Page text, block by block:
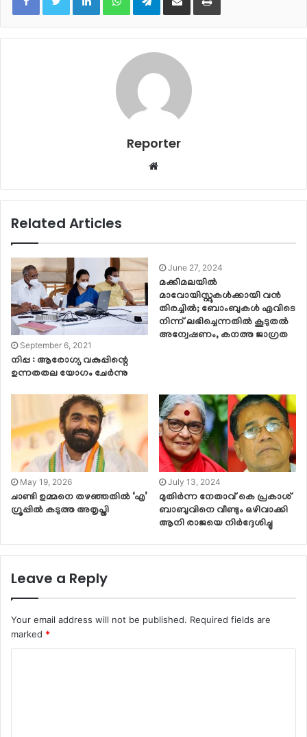
Reporter
Website
Related Articles
September 6, 2021
നിപ്പ : ആരോഗ്യ വകുപ്പിന്റെ
ഉന്നതതല യോഗം ചേര്‍ന്നു
June 27, 2024
മക്കിമലയില്‍
മാവോയിസ്റ്റുകള്‍ക്കായി വന്‍
തിരച്ചില്‍; ബോംബുകള്‍ എവിടെ
നിന്ന് ലഭിച്ചെന്നതില്‍ കൂടുതല്‍
അന്വേഷണം, കനത്ത ജാഗ്രത
May 19, 2026
ചാണ്ടി ഉമ്മനെ തഴഞ്ഞതിൽ ‘എ’
ഗ്രൂപ്പിൽ കടുത്ത അതൃപ്തി
July 13, 2024
മുതിര്‍ന്ന നേതാവ് കെ പ്രകാശ്
ബാബുവിനെ വീണ്ടും ഒഴിവാക്കി
ആനി രാജയെ നിര്‍ദ്ദേശിച്ചു
Leave a Reply
Your email address will not be published. Required fields are
marked *